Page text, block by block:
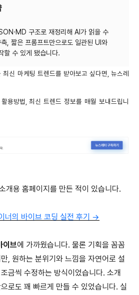
구조로 재정리해 AI가 읽을 수
, 짧은 프롬프트만으로도 일관된 UI와
신 마케팅 트렌드를 받아보고 싶다면, 뉴스레
용방법, 최신 트렌드 정보를 매월 보내드립니
개용 홈페이지를 만든 적이 있습니다.
너의 바이브 코딩 실전 후기 →
이브에 가까웠습니다. 물론 기획을 꼼꼼
, 원하는 분위기와 느낌을 자연어로 설
금씩 수정하는 방식이었습니다. 소개
로도 꽤 빠르게 만들 수 있었습니다. 실